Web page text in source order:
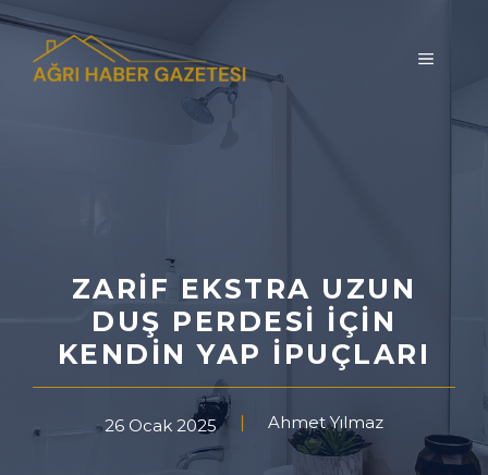
İçeriğe
MENÜ
ZARIF EKSTRA UZUN
DUŞ PERDESI İÇIN
KENDIN YAP İPUÇLARI
26 Ocak 2025 Ahmet Yılmaz